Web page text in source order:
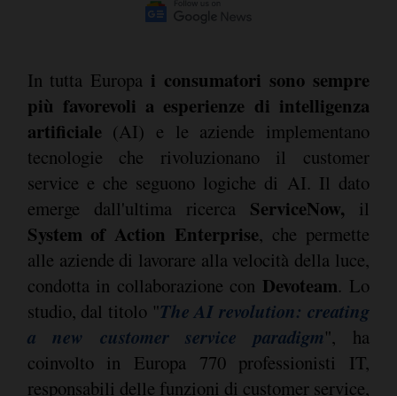
In tutta Europa i consumatori sono sempre
più favorevoli a esperienze di intelligenza
artificiale (AI) e le aziende implementano
tecnologie che rivoluzionano il customer
service e che seguono logiche di AI. Il dato
emerge dall'ultima ricerca ServiceNow, il
System of Action Enterprise, che permette
alle aziende di lavorare alla velocità della luce,
condotta in collaborazione con Devoteam. Lo
studio, dal titolo "The AI revolution: creating
a new customer service paradigm", ha
coinvolto in Europa 770 professionisti IT,
responsabili delle funzioni di customer service,